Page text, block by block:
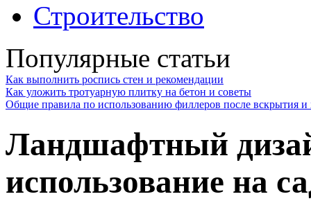
Строительство
Популярные статьи
Как выполнить роспись стен и рекомендации
Как уложить тротуарную плитку на бетон и советы
Общие правила по использованию филлеров после вскрытия и
Ландшафтный
использование на